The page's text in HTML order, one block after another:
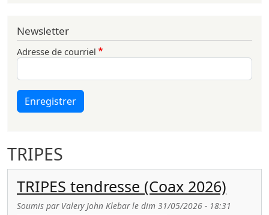
TRIPES
TRIPES tendresse (Coax 2026)
Soumis par Valery John Klebarle dim 31/05/2026 - 18:31
Newsletter
Adresse de courriel
Enregistrer